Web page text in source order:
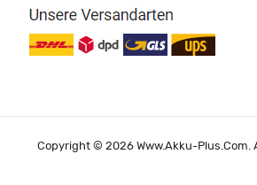
Copyright © 2026 Www.akku-Plus.com.